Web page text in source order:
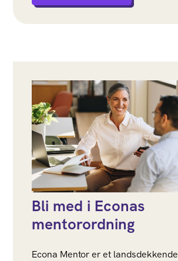
Bli med i Econas
mentorordning
Econa Mentor er et landsdekkende